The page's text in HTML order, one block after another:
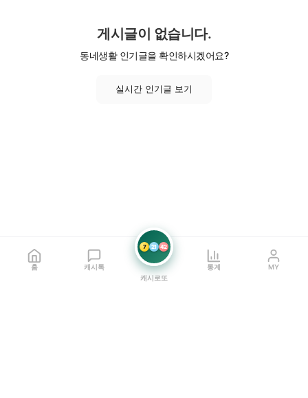
게시글이 없습니다.
동네생활 인기글을 확인하시겠어요?
실시간 인기글 보기
홈 캐시톡
7 21 42
캐시로또
통계 MY